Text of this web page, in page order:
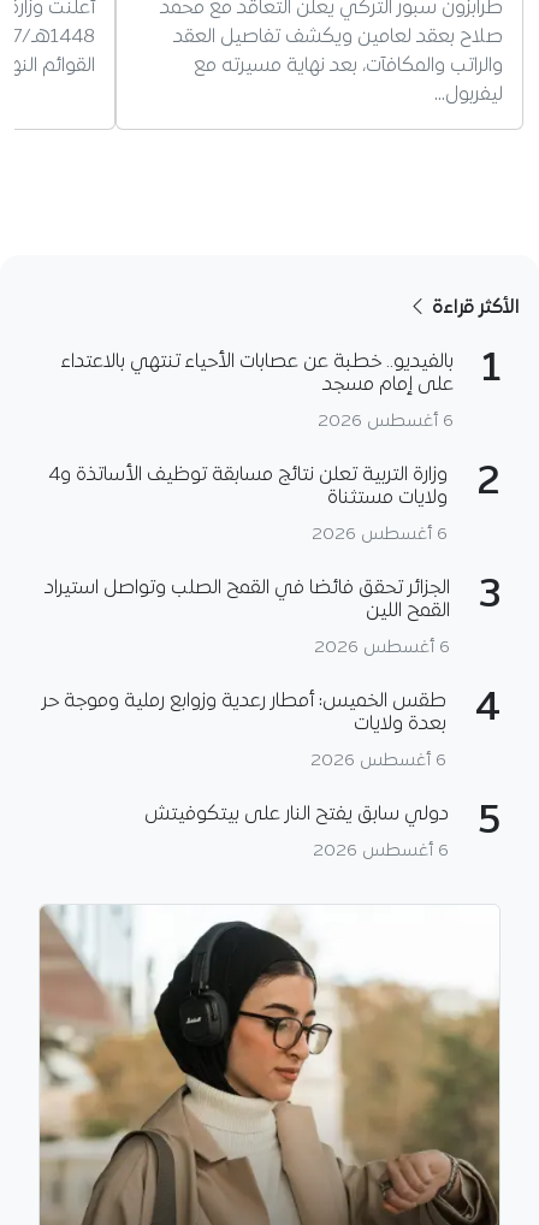
طرابزون سبور التركي يعلن التعاقد مع محمد
صلاح بعقد لعامين ويكشف تفاصيل العقد
والراتب والمكافآت، بعد نهاية مسيرته مع
ليفربول…
أعلنت
القوائم
الأكثر قراءة
1
بالفيديو.. خطبة عن عصابات الأحياء تنتهي بالاعتداء
على إمام مسجد
6 أغسطس 2026
2
وزارة التربية تعلن نتائج مسابقة توظيف الأساتذة و4
ولايات مستثناة
6 أغسطس 2026
3
الجزائر تحقق فائضا في القمح الصلب وتواصل استيراد
القمح اللين
6 أغسطس 2026
4
طقس الخميس: أمطار رعدية وزوابع رملية وموجة حر
بعدة ولايات
6 أغسطس 2026
5 دولي سابق يفتح النار على بيتكوفيتش
6 أغسطس 2026